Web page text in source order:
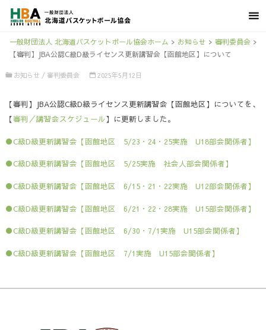
一般財団法人 北海道バスケットボール協会ホーム > お知らせ > 審判委員会>
【審判】JBA公認C級D級ライセンス更新講習会【函館地区】について
お知らせ / 審判委員会 2025年5月12日
【審判】JBA公認C級D級ライセンス更新講習会【函館地区】についてを、
【審判／講習会スケジュール】に更新しました。
●C級D級更新講習会【函館地区 5/23・24・25実施 U18部会関係者】
●C級D級更新講習会【函館地区 5/25実施 社会人部会関係者】
●C級D級更新講習会【函館地区 6/15・21・22実施 U12部会関係者】
●C級D級更新講習会【函館地区 6/21・22・28実施 U15部会関係者】
●C級D級更新講習会【函館地区 6/30・7/1実施 U15部会関係者】
●C級D級更新講習会【函館地区 7/1実施 U15部会関係者】